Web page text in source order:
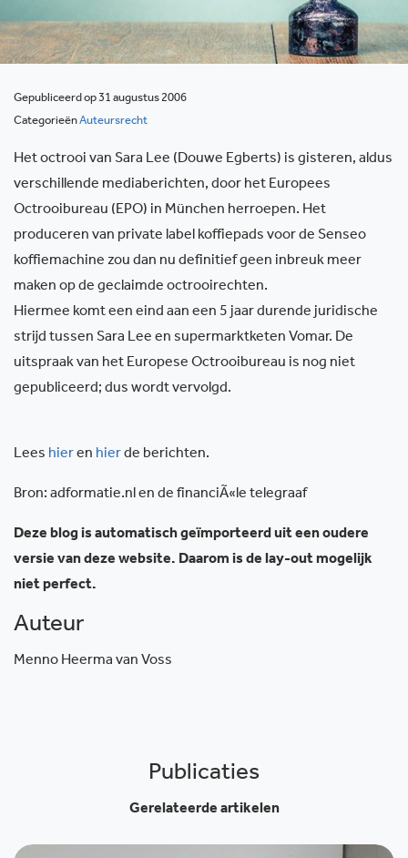
Gepubliceerd op 31 augustus 2006
CategorieënAuteursrecht
Het octrooi van Sara Lee (Douwe Egberts) is gisteren, aldus
verschillende mediaberichten, door het Europees
Octrooibureau (EPO) in München herroepen. Het
produceren van private label koffiepads voor de Senseo
koffiemachine zou dan nu definitief geen inbreuk meer
maken op de geclaimde octrooirechten.
Hiermee komt een eind aan een 5 jaar durende juridische
strijd tussen Sara Lee en supermarktketen Vomar. De
uitspraak van het Europese Octrooibureau is nog niet
gepubliceerd; dus wordt vervolgd.
Lees hieren hierde berichten.
Bron: adformatie.nl en de financiÃ«le telegraaf
Deze blog is automatisch geïmporteerd uit een oudere
versie van deze website. Daarom is de lay-out mogelijk
niet perfect.
Auteur
Menno Heerma van Voss
Publicaties
Gerelateerde artikelen